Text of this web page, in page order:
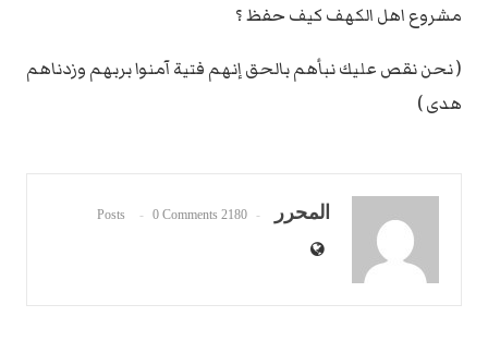
مشروع اهل الكهف كيف حفظ ؟
( نحن نقص عليك نبأهم بالحق إنهم فتية آمنوا بربهم وزدناهم
هدى )
المحرر 2180 Posts
0 Comments